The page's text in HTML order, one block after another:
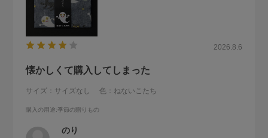
2026.8.6
懐かしくて購入してしまった
サイズ：サイズなし 色：ねないこたち
購入の用途:季節の贈りもの
のり